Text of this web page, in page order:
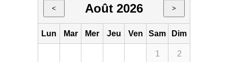
< Août 2026 >
Lun Mar Mer Jeu Ven Sam Dim
1 2